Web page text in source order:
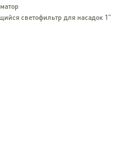
светофильтр для насадок 1"